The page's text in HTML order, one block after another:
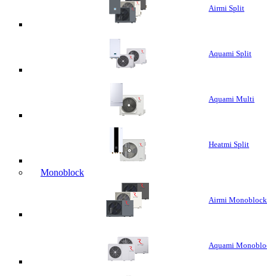
Airmi Split
Aquami Split
Aquami Multi
Heatmi Split
Monoblock
Airmi Monoblock
Aquami